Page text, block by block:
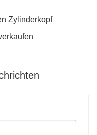
Zylinderkopf